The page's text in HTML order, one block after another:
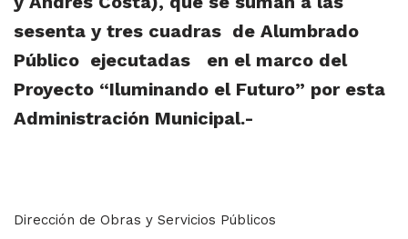
sesenta y tres cuadras de Alumbrado
Público ejecutadas en el marco del
Proyecto “Iluminando el Futuro” por esta
Administración Municipal.-
Dirección de Obras y Servicios Públicos